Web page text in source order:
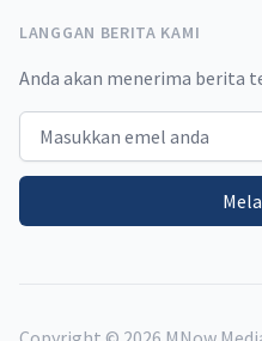
LANGGAN BERITA KAMI
Anda akan menerima berita
Email address